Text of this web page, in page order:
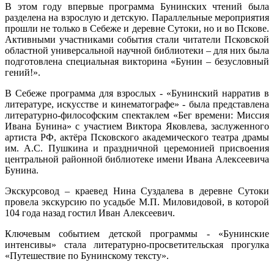
В этом году впервые программа Бунинских чтений была
разделена на взрослую и детскую. Параллельные мероприятия
прошли не только в Себеже и деревне Сутоки, но и во Пскове.
Активными участниками события стали читатели Псковской
областной универсальной научной библиотеки – для них была
подготовлена специальная викторина «Бунин – безусловный
гений!».
В Себеже программа для взрослых - «Бунинский нарратив в
литературе, искусстве и кинематографе» - была представлена
литературно-философским спектаклем «Бег времени: Миссия
Ивана Бунина» с участием Виктора Яковлева, заслуженного
артиста РФ, актёра Псковского академического театра драмы
им. А.С. Пушкина и праздничной церемонией присвоения
центральной районной библиотеке имени Ивана Алексеевича
Бунина.
Экскурсовод – краевед Нина Суздалева в деревне Сутоки
провела экскурсию по усадьбе М.П. Миловидовой, в которой
104 года назад гостил Иван Алексеевич.
Ключевым событием детской программы - «Бунинские
интенсивы» стала литературно-просветительская прогулка
«Путешествие по Бунинскому тексту».